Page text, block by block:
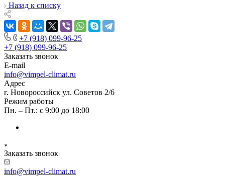
Назад к списку
+7 (918) 099-96-25
+7 (918) 099-96-25
Заказать звонок
E-mail
info@vimpel-climat.ru
Адрес
г. Новороссийск ул. Советов 2/6
Режим работы
Пн. – Пт.: с 9:00 до 18:00
Заказать звонок
info@vimpel-climat.ru